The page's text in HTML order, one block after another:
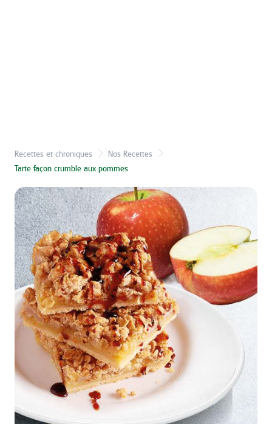
Recettes et chroniques
Nos Recettes
Tarte façon crumble aux pommes